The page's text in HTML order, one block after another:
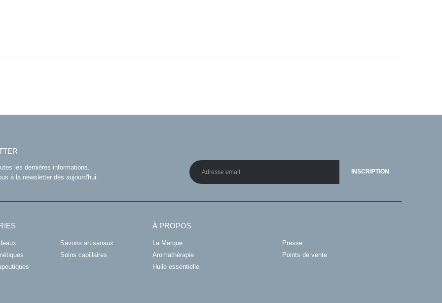
les dernières informations.
à la newsletter dès aujourd'hui.
Savons artisanaux
Soins capillaires
À PROPOS
La Marque
Aromathérapie
Huile essentielle
Presse
Points de vente